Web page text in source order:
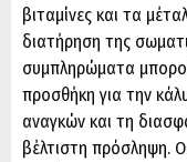
βιταμίνες και τα
διατήρηση της
συμπληρώματα
προσθήκη για την
αναγκών και τη
βέλτιστη πρόσληψη.